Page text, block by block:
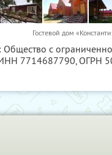
Гостевой дом
Общество с
7714687790 , ОГРН